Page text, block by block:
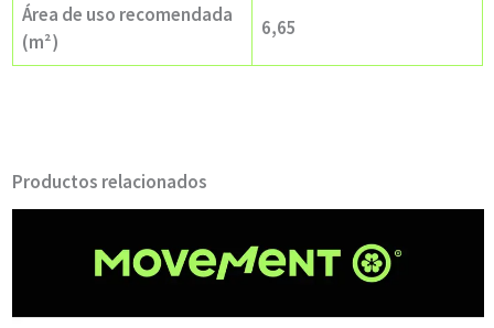
Área de uso recomendada
(m²)
6,65
Productos relacionados